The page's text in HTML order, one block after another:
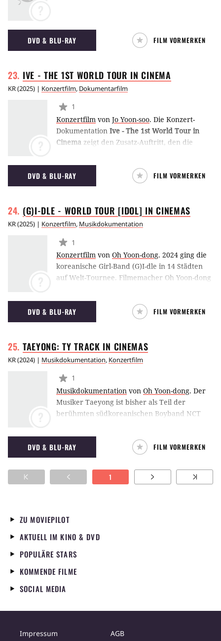
löst einen regelrechten Kampf zwischen den
Idols aus. (JoJ)
DVD & BLU-RAY FILM VORMERKEN
IVE - THE 1ST WORLD TOUR INCINEMA
KR(2025) | Konzertfilm, Dokumentarfilm
1
Konzertfilm von Jo Yoon-soo. Die Konzert-
Dokumentation Ive - The 1st World Tour in
Cinema zeigt den Zusatz-Auftritt, den die
Welttournee durch 19 Länder in Seoul auf die
Beine stellte. In Interviews und mit ihrer
Bühnenshow zu den Hit-Songs präsentieren
Künstlerinnen vor und hinter den Kulissen.
(ES)
DVD & BLU-RAY FILM VORMERKEN
(G)I-DLE - WORLD TOUR [IDOL] INCINEMAS
KR(2025) | Konzertfilm, Musikdokumentation
1
Konzertfilm von Oh Yoon-dong. 2024 ging die
koreanische Girl-Band (G)I-dle in 14 Städten
auf Welt-Tournee. Filmemacher Oh Yoon-dong
ihren Auftritt in Seoul mit seiner Konzert-Doku
(G)I-DLE - World Tour [iDOL] In Cinemasein,
um die Darbietungen von Hits wie "Super
die große Leinwand zu bringen. (ES)
DVD & BLU-RAY FILM VORMERKEN
TAEYONG: TY TRACK IN CINEMAS
KR(2024) | Musikdokumentation, Konzertfilm
1
Musikdokumentation von Oh Yoon-dong. Der
Musiker Taeyong ist bisher als Teil der
berühmten südkoreanischen Boyband NCT
wagt sich nun an seine ersten Solo-Projekte.
Die Konzert-Doku
Taeyong: TY Track in
Cinemaszeigt sein erstes Konzert und seine
musikalischen Visionen auf der großen
Leinwand. (SK)
DVD & BLU-RAY FILM VORMERKEN
1
ZU MOVIEPILOT
AKTUELL IM KINO & DVD
POPULÄRE STARS
KOMMENDE FILME
SOCIAL MEDIA
Impressum AGB